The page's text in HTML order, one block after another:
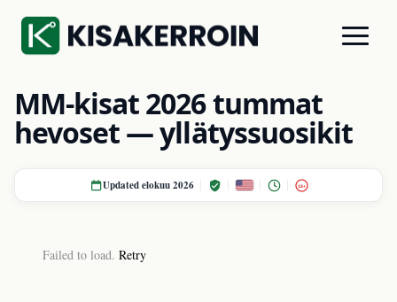
MM-kisat 2026 tummat
hevoset — yllätyssuosikit
Updated elokuu 2026 18+
Failed to load. Retry